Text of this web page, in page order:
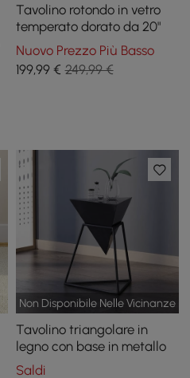
Tavolino rotondo in vetro
temperato dorato da 20"
Nuovo Prezzo Più Basso
199,99€ 249,99 €
Non Disponibile Nelle Vicinanze
Tavolino triangolare in
legno con base in metallo
Saldi